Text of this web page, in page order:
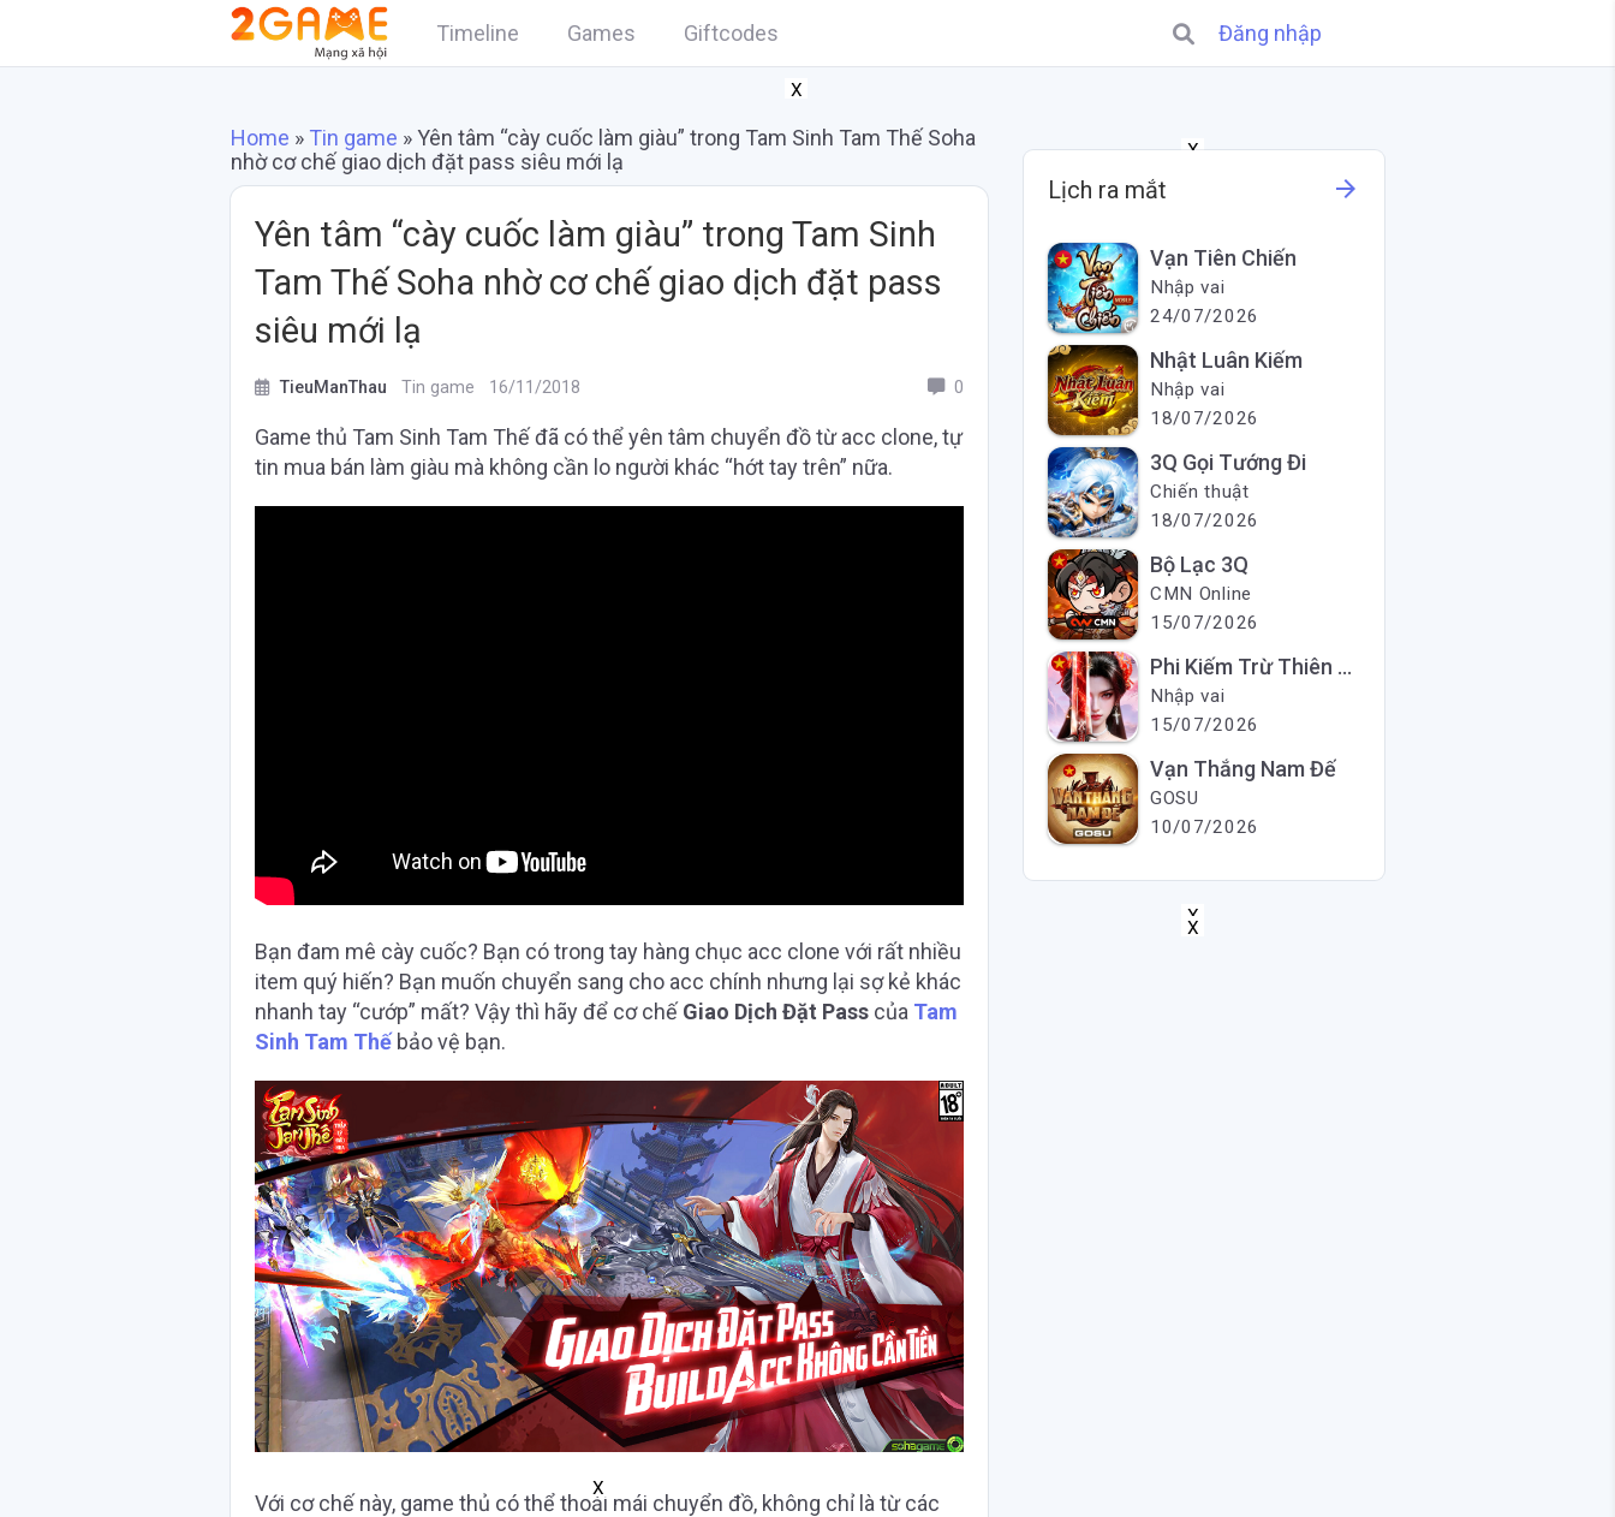
Timeline Games Giftcodes Đăng nhập
X
X
Lịch ra mắt arrow_forward
Vạn Tiên Chiến
Nhập vai
24/07/2026
Nhật Luân Kiếm
Nhập vai
18/07/2026
3Q Gọi Tướng Đi
Chiến thuật
18/07/2026
Bộ Lạc 3Q
CMN Online
15/07/2026
Phi Kiếm Trừ Thiên Ma
Nhập vai
15/07/2026
Vạn Thắng Nam Đế
GOSU
10/07/2026
X
X
Home » Tin game »Yên tâm “cày cuốc làm giàu” trong Tam Sinh Tam Thế Soha
nhờ cơ chế giao dịch đặt pass siêu mới lạ
Yên tâm “cày cuốc làm giàu” trong Tam Sinh
Tam Thế Soha nhờ cơ chế giao dịch đặt pass
siêu mới lạ
TieuManThau Tin game 16/11/2018 0
Game thủ Tam Sinh Tam Thế đã có thể yên tâm chuyển đồ từ acc clone, tự
tin mua bán làm giàu mà không cần lo người khác “hớt tay trên” nữa.
Bạn đam mê cày cuốc? Bạn có trong tay hàng chục acc clone với rất nhiều
item quý hiến? Bạn muốn chuyển sang cho acc chính nhưng lại sợ kẻ khác
nhanh tay “cướp” mất? Vậy thì hãy để cơ chế Giao Dịch Đặt Pass của Tam
Sinh Tam Thế bảo vệ bạn.
X
Với cơ chế này, game thủ có thể thoải mái chuyển đồ, không chỉ là từ các